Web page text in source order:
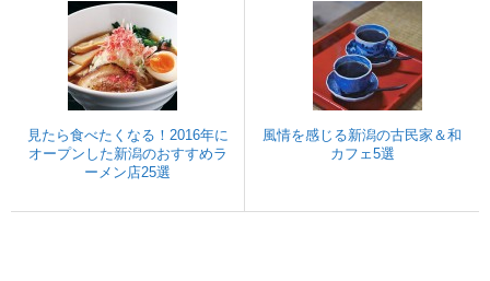
見たら食べたくなる！2016年に
オープンした新潟のおすすめラ
ーメン店25選
風情を感じる新潟の古民家＆和
カフェ5選